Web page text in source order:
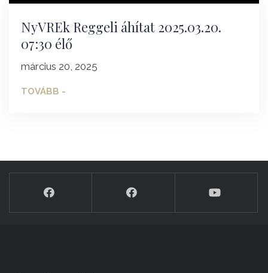
NyVREk Reggeli áhítat 2025.03.20.
07:30 élő
március 20, 2025
TOVÁBB -